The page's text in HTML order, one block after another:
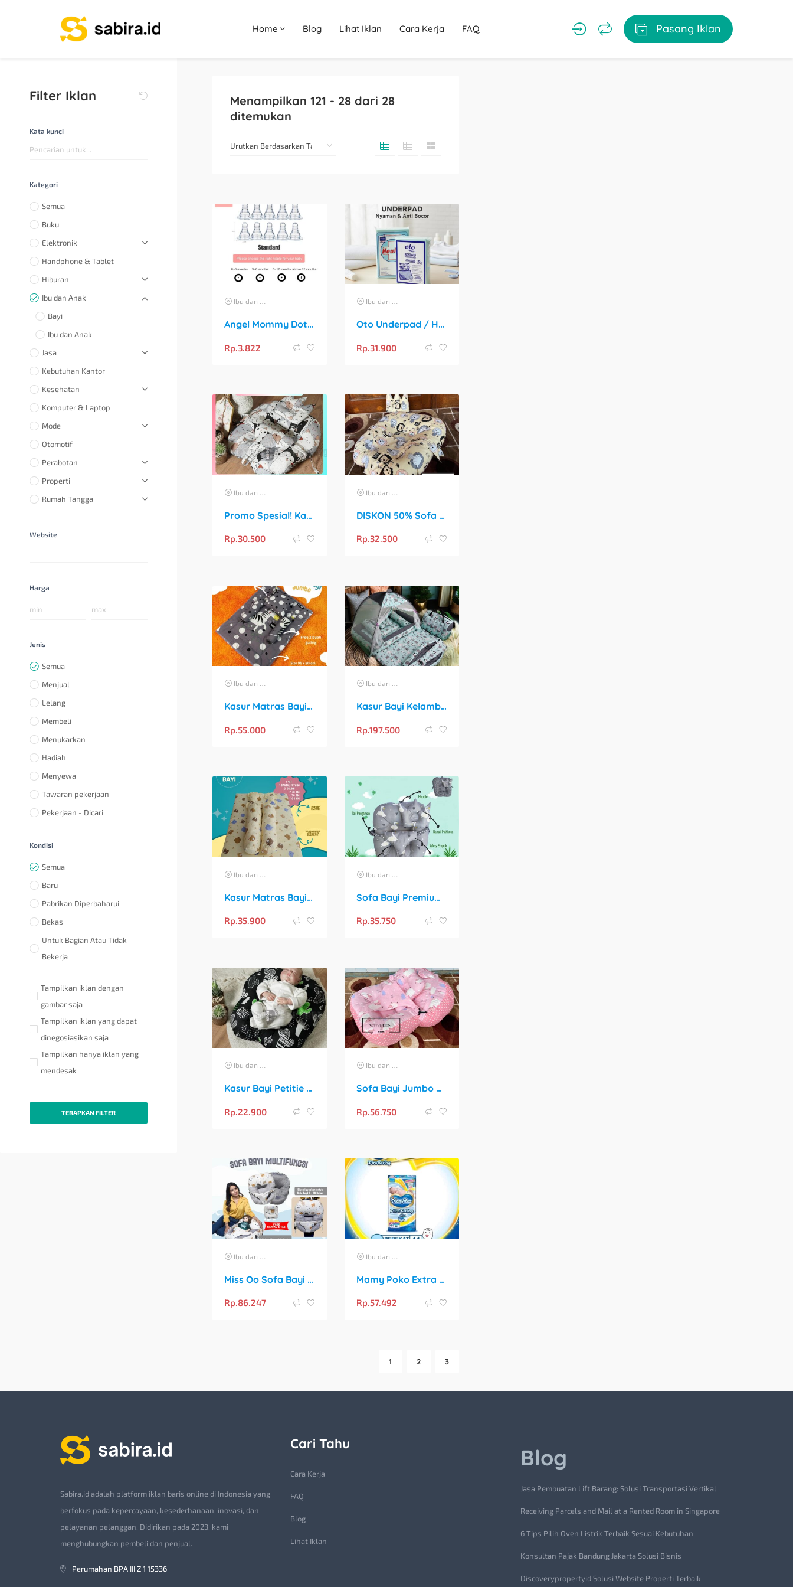
Home Blog Lihat Iklan Cara Kerja FAQ Pasang Iklan
Filter Iklan
Kata kunci
Kategori
Semua
Buku
Elektronik
Handphone & Tablet
Hiburan
Ibu dan Anak
Bayi
Ibu dan Anak
Jasa
Kebutuhan Kantor
Kesehatan
Komputer & Laptop
Mode
Otomotif
Perabotan
Properti
Rumah Tangga
Website
Harga
Jenis
Semua
Menjual
Lelang
Membeli
Menukarkan
Hadiah
Menyewa
Tawaran pekerjaan
Pekerjaan - Dicari
Kondisi
Semua
Baru
Pabrikan Diperbaharui
Bekas
Untuk Bagian Atau Tidak
Bekerja
Tampilkan iklan dengan
gambar saja
Tampilkan iklan yang dapat
dinegosiasikan saja
Tampilkan hanya iklan yang
mendesak
TERAPKAN FILTER
Menampilkan 121 - 28 dari 28
ditemukan
Ibu dan Anak
Angel Mommy Dot Bayi Peristaltic S/M/L/X-Cut / Puting Lebar Buram 10pcs
Rp.3.822
Ibu dan Anak
Oto Underpad / Healer Perlak Sekali Pakai 60×90 cm, Isi 10 Lembar
Rp.31.900
Ibu dan Anak
Promo Spesial! Kasur Bayi Sofa dengan Sabuk Pengaman + Gratis Bantal Peyang Crown
Rp.30.500
Ibu dan Anak
DISKON 50% Sofa Bayi Sabuk Pengaman Crown, Free Bantal!
Rp.32.500
Ibu dan Anak
Kasur Matras Bayi Jumbo Premium Set Bantal Guling
Rp.55.000
Ibu dan Anak
Kasur Bayi Kelambu Fullset Premium | Free Bedcover + Tas & Gendongan | Perlengkapan Tidur Newborn
Rp.197.500
Ibu dan Anak
Kasur Matras Bayi Set Lengkap dengan Bantal Peyang dan 2 Guling
Rp.35.900
Ibu dan Anak
Sofa Bayi Premium dengan Sabuk Pengaman Empuk & Bonus Bantal Mahkota
Rp.35.750
Ibu dan Anak
Kasur Bayi Petitie Super Empuk dan Motif Gemoy untuk Tidur Nyaman Si Kecil
Rp.22.900
Ibu dan Anak
Sofa Bayi Jumbo Gesper Premium Free Bantal Crown
Rp.56.750
Ibu dan Anak
Miss Oo Sofa Bayi Jumbo Multifungsi: Teman Terbaik untuk Si Kecil dan Bunda
Rp.86.247
Ibu dan Anak
Mamy Poko Extra Kering Tape NB-S 44: Perlindungan Terbaik untuk Bayi Baru Lahir
Rp.57.492
1 2 3
Sabira.id adalah platform iklan baris online di Indonesia yang
berfokus pada kepercayaan, kesederhanaan, inovasi, dan
pelayanan pelanggan. Didirikan pada 2023, kami
menghubungkan pembeli dan penjual.
Perumahan BPA III Z 1 15336
Cari Tahu
Cara Kerja
FAQ
Blog
Lihat Iklan
Blog
Jasa Pembuatan Lift Barang: Solusi Transportasi Vertikal
Receiving Parcels and Mail at a Rented Room in Singapore
6 Tips Pilih Oven Listrik Terbaik Sesuai Kebutuhan
Konsultan Pajak Bandung Jakarta Solusi Bisnis
Discoverypropertyid Solusi Website Properti Terbaik